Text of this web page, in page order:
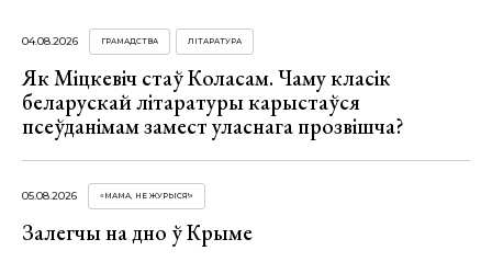
04.08.2026 ГРАМАДСТВА ЛІТАРАТУРА
Як Міцкевіч стаў Коласам. Чаму класік
беларускай літаратуры карыстаўся
псеўданімам замест уласнага прозвішча?
05.08.2026 «МАМА, НЕ ЖУРЫСЯ!»
Залегчы на дно ў Крыме